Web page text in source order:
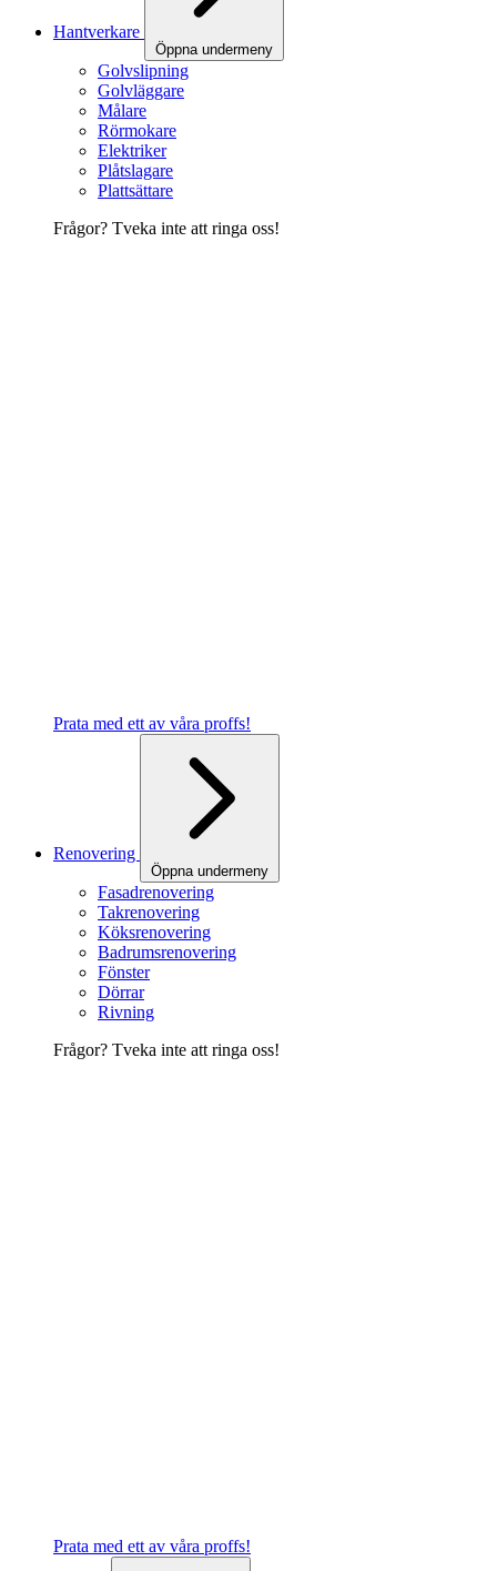
Hantverkare
Öppna undermeny
Golvslipning
Golvläggare
Målare
Rörmokare
Elektriker
Plåtslagare
Plattsättare
Frågor? Tveka inte att ringa oss!
Prata med ett av våra proffs!
Renovering
Öppna undermeny
Fasadrenovering
Takrenovering
Köksrenovering
Badrumsrenovering
Fönster
Dörrar
Rivning
Frågor? Tveka inte att ringa oss!
Prata med ett av våra proffs!